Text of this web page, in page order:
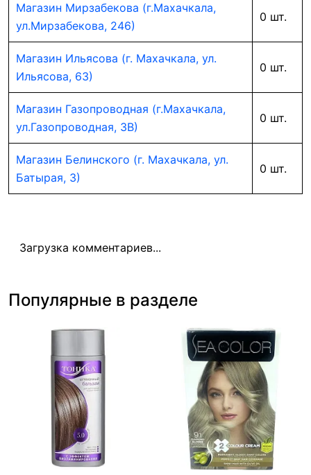
Магазин Мирзабекова (г.Махачкала,
ул.Мирзабекова, 246)
0 шт.
Магазин Ильясова (г. Махачкала, ул.
Ильясова, 63)
0 шт.
Магазин Газопроводная (г.Махачкала,
ул.Газопроводная, 3В)
0 шт.
Магазин Белинского (г. Махачкала, ул.
Батырая, 3)
0 шт.
Загрузка комментариев...
Популярные в разделе